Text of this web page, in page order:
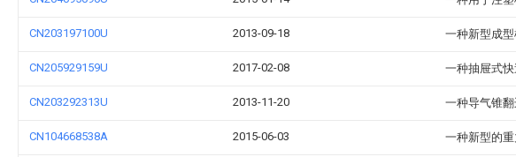
CN203197100U 2013-09-18 一种新型成
CN205929159U 2017-02-08 一种抽屉式
CN203292313U 2013-11-20 一种导气锥
CN104668538A 2015-06-03 一种新型的